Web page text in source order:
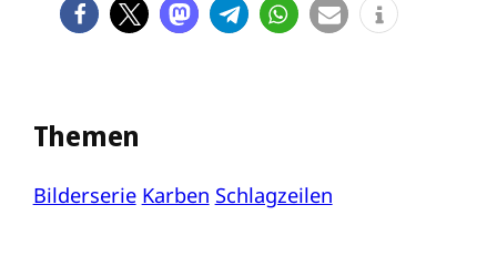
Themen
Bilderserie Karben Schlagzeilen